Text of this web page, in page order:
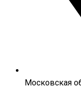
Московская